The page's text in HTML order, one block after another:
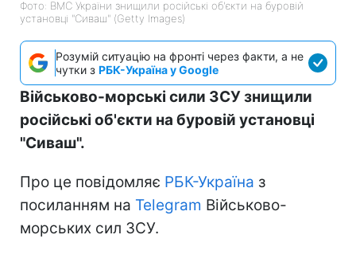
Фото: ВМС України знищили російські об'єкти на буровій
установці "Сиваш" (Getty Images)
Розумій ситуацію на фронті через факти, а не
чутки з РБК-Україна у Google
Військово-морські сили ЗСУ знищили
російські об'єкти на буровій установці
"Сиваш".
Про це повідомляє РБК-Україна з
посиланням на Telegram Військово-
морських сил ЗСУ.